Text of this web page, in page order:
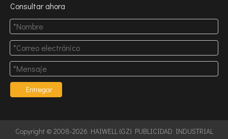
Consultar ahora
Entregar
Copyright © 2008-2026 HAIWELL (GZ) PUBLICIDAD INDUSTRIAL